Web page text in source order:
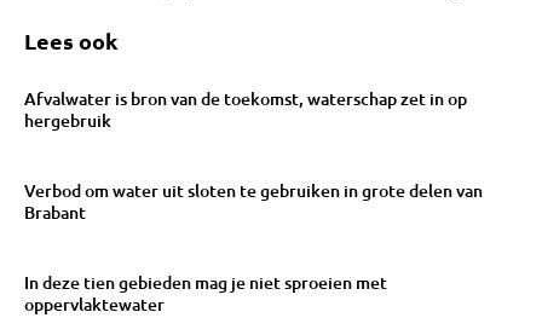
Lees ook
Afvalwater is bron van de toekomst, waterschap zet in op
hergebruik
Verbod om water uit sloten te gebruiken in grote delen van
Brabant
In deze tien gebieden mag je niet sproeien met
oppervlaktewater